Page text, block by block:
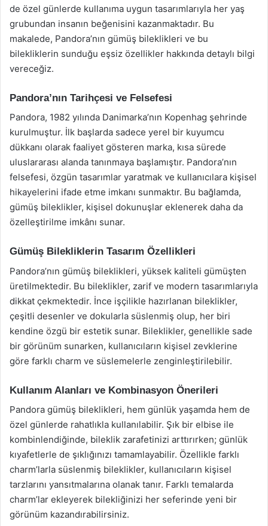
de özel günlerde kullanıma uygun tasarımlarıyla her yaş
grubundan insanın beğenisini kazanmaktadır. Bu
makalede, Pandora’nın gümüş bileklikleri ve bu
bilekliklerin sunduğu eşsiz özellikler hakkında detaylı bilgi
vereceğiz.
Pandora’nın Tarihçesi ve Felsefesi
Pandora, 1982 yılında Danimarka’nın Kopenhag şehrinde
kurulmuştur. İlk başlarda sadece yerel bir kuyumcu
dükkanı olarak faaliyet gösteren marka, kısa sürede
uluslararası alanda tanınmaya başlamıştır. Pandora’nın
felsefesi, özgün tasarımlar yaratmak ve kullanıcılara kişisel
hikayelerini ifade etme imkanı sunmaktır. Bu bağlamda,
gümüş bileklikler, kişisel dokunuşlar eklenerek daha da
özelleştirilme imkânı sunar.
Gümüş Bilekliklerin Tasarım Özellikleri
Pandora’nın gümüş bileklikleri, yüksek kaliteli gümüşten
üretilmektedir. Bu bileklikler, zarif ve modern tasarımlarıyla
dikkat çekmektedir. İnce işçilikle hazırlanan bileklikler,
çeşitli desenler ve dokularla süslenmiş olup, her biri
kendine özgü bir estetik sunar. Bileklikler, genellikle sade
bir görünüm sunarken, kullanıcıların kişisel zevklerine
göre farklı charm ve süslemelerle zenginleştirilebilir.
Kullanım Alanları ve Kombinasyon Önerileri
Pandora gümüş bileklikleri, hem günlük yaşamda hem de
özel günlerde rahatlıkla kullanılabilir. Şık bir elbise ile
kombinlendiğinde, bileklik zarafetinizi arttırırken; günlük
kıyafetlerle de şıklığınızı tamamlayabilir. Özellikle farklı
charm’larla süslenmiş bileklikler, kullanıcıların kişisel
tarzlarını yansıtmalarına olanak tanır. Farklı temalarda
charm’lar ekleyerek bilekliğinizi her seferinde yeni bir
görünüm kazandırabilirsiniz.